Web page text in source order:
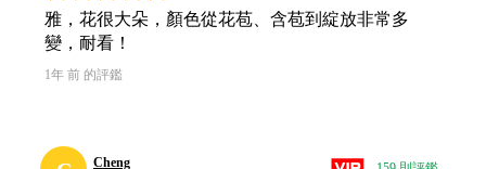
雅，花很大朵，顏色從花苞、含苞到綻放非常多
變，耐看！
1年 前 的評鑑
Cheng